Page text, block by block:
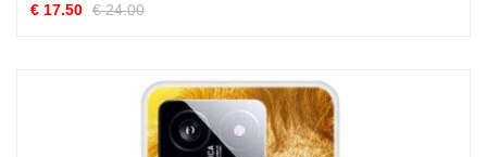
€ 17.50 € 24.00